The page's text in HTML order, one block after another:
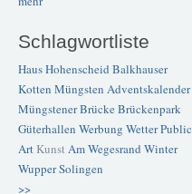
Schlagwortliste
Haus Hohenscheid Balkhauser
Kotten Müngsten Adventskalender
Müngstener BrückeBrückenpark
Güterhallen Werbung WetterPublic
Art Kunst Am Wegesrand Winter
WupperSolingen
>>